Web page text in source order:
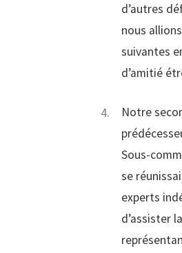
d’autres
nous
suivantes
d’amitié
Notre
Sous-
se
experts
d’assister